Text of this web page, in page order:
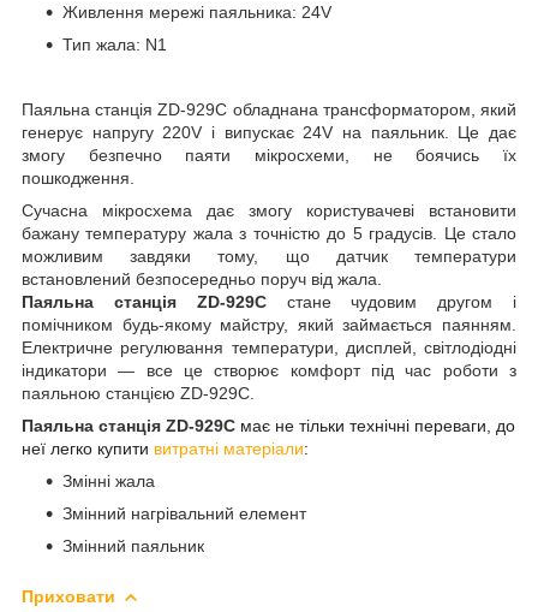
Живлення мережі паяльника: 24V
Тип жала: N1
Паяльна станція ZD-929C обладнана трансформатором, який
генерує напругу 220V і випускає 24V на паяльник. Це дає
змогу безпечно паяти мікросхеми, не боячись їх
пошкодження.
Сучасна мікросхема дає змогу користувачеві встановити
бажану температуру жала з точністю до 5 градусів. Це стало
можливим завдяки тому, що датчик температури
встановлений безпосередньо поруч від жала.
Паяльна станція ZD-929Cстане чудовим другом і
помічником будь-якому майстру, який займається паянням.
Електричне регулювання температури, дисплей, світлодіодні
індикатори — все це створює комфорт під час роботи з
паяльною станцією ZD-929C.
Паяльна станція ZD-929C має не тільки технічні переваги, до
неї легко купити витратні матеріали:
Змінні жала
Змінний нагрівальний елемент
Змінний паяльник
Приховати